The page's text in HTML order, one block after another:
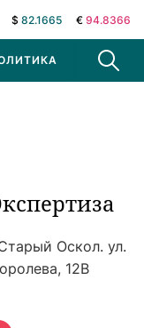
$ 82.1665 € 94.8366
В МИРЕ
Оскол. ул.
12В